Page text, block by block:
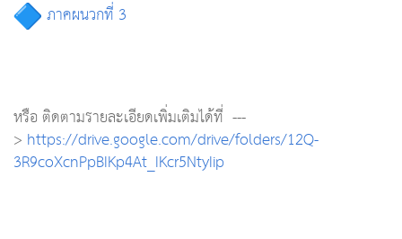
ภาคผนวกที่ 3
หรือ ติดตามรายละเอียดเพิ่มเติมได้ที่ ---
> https://drive.google.com/drive/folders/12Q-
3R9coXcnPpBIKp4At_IKcr5NtyIip